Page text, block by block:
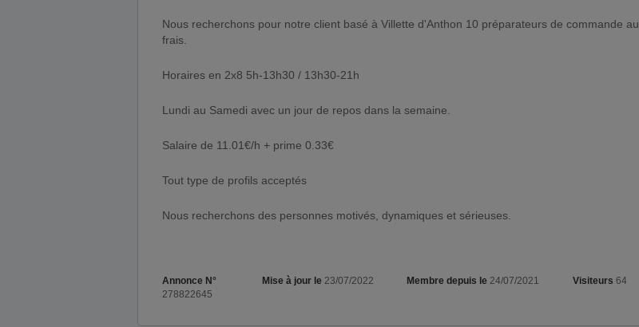
Nous recherchons pour notre client basé à Villette d'Anthon 10 préparateurs de commande au
frais.
Horaires en 2x8 5h-13h30 / 13h30-21h
Lundi au Samedi avec un jour de repos dans la semaine.
Salaire de 11.01€/h + prime 0.33€
Tout type de profils acceptés
Nous recherchons des personnes motivés, dynamiques et sérieuses.
Annonce N°
278822645
Mise à jour le 23/07/2022 Membre depuis le 24/07/2021 Visiteurs 64